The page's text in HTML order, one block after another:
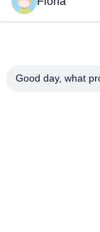
"LCD-
"SATRA TM171
Good day, what